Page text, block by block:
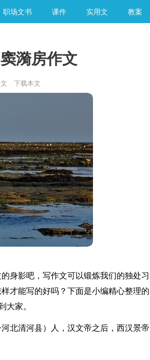
职场文书 课件 实用文 教案
漪房作文
下载本文
身影吧，写作文可以锻炼我们的独处习
才能写的好吗？下面是小编精心整理的
大家。
北清河县）人，汉文帝之后，西汉景帝